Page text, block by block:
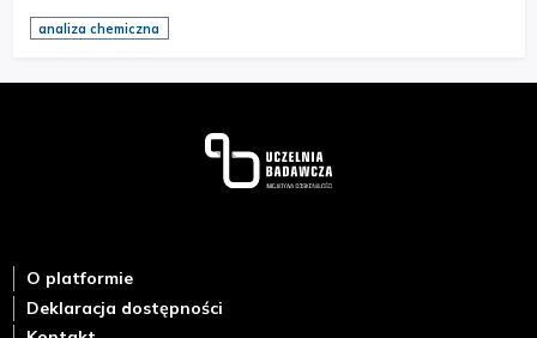
analiza chemiczna
O platformie
Deklaracja dostępności